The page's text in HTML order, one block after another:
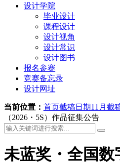
设计学院
毕业设计
课程设计
设计视角
设计常识
设计图书
报名参赛
竞赛备忘录
设计网址
当前位置： 首页截稿日期11月截
（2026・5S）作品征集公告
未蓝奖・全国数